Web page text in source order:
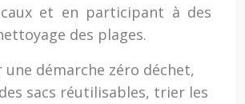
et en participant à des
des plages.
démarche zéro déchet,
sacs réutilisables, trier les